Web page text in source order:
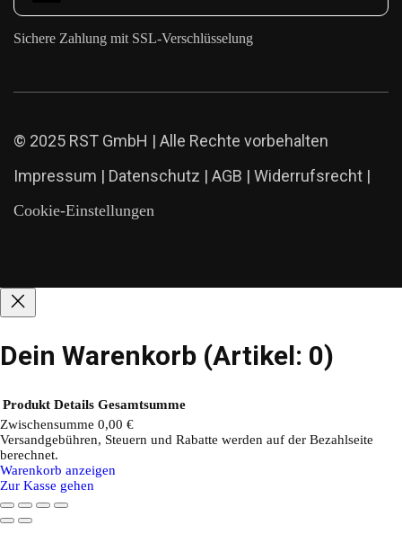
Sichere Zahlung mit SSL-Verschlüsselung
© 2025 RST GmbH | Alle Rechte vorbehalten
Impressum | Datenschutz | AGB | Widerrufsrecht |
Cookie-Einstellungen
Dein Warenkorb (Artikel: 0)
Produkte
im
Warenkorb
Produkt Details Gesamtsumme
Zwischensumme 0,00 €
Versandgebühren, Steuern und Rabatte werden auf der Bezahlseite
berechnet.
Warenkorb anzeigen
Zur Kasse gehen